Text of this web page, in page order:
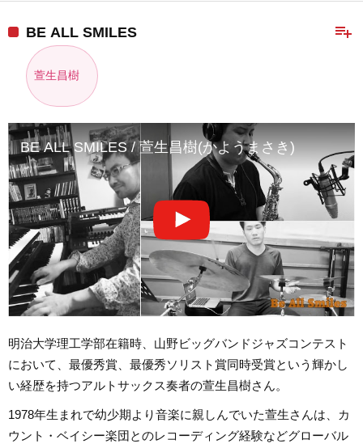
playlist_add
BE ALL SMILES
萱生昌樹
BE ALL SMILES / 萱生昌樹(かようまさき)
明治大学理工学部在籍時、山野ビッグバンドジャズコンテスト
において、最優秀賞、最優秀ソリスト賞同時受賞という輝かし
い経歴を持つアルトサックス奏者の萱生昌樹さん。
1978年生まれで幼少期より音楽に親しんでいた萱生さんは、カ
ウント・ベイシー楽団とのレコーディング経験などグローバル